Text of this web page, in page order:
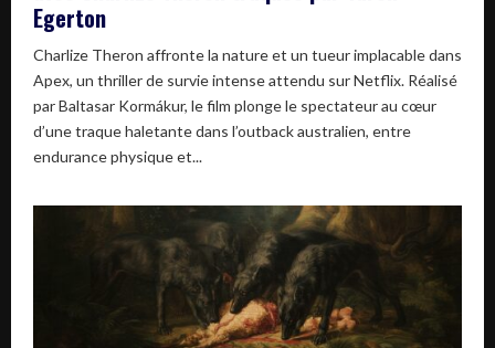
Egerton
Charlize Theron affronte la nature et un tueur implacable dans
Apex, un thriller de survie intense attendu sur Netflix. Réalisé
par Baltasar Kormákur, le film plonge le spectateur au cœur
d’une traque haletante dans l’outback australien, entre
endurance physique et...